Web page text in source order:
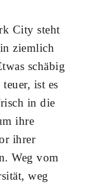
City steht
ziemlich
schäbig
ist es
in die
ihre
ihrer
Weg vom
weg